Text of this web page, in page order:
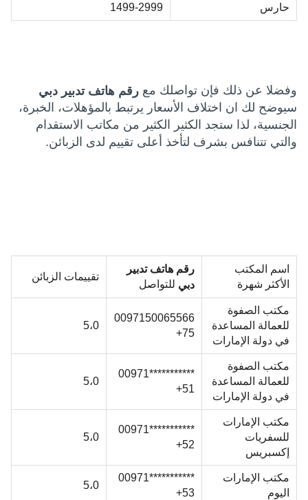
حارس 1499-2999
وفضلا عن ذلك فإن تواصلك مع رقم هاتف تدبير دبي
سيوضح لك ان اختلاف الأسعار يرتبط بالمؤهلات، الخبرة،
الجنسية، لذا ستجد الكثير الكثير من مكاتب الاستقدام
والتي تتنافس بشرف لتأخذ أعلى تقييم لدى الزبائن.
اسم المكتب
الأكثر شهرة
رقم هاتف تدبير
دبي للتواصل
تقييمات الزبائن
مكتب الصفوة
للعمالة المساعدة
في دولة الإمارات
0097150065566
75+
5،0
مكتب الصفوة
للعمالة المساعدة
في دولة الإمارات
***********00971
51+
5،0
مكتب الإمارات
للسفريات
إكسبريس
***********00971
52+
5،0
مكتب الإمارات
اليوم
***********00971
53+
5،0